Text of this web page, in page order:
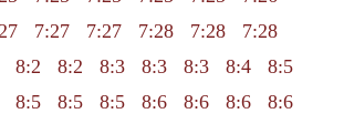
7:27 7:27 7:28 7:28
7:28
8:2 8:2 8:3 8:3 8:3 8:4
8:5
8:5 8:5 8:5 8:6 8:6 8:6
8:6